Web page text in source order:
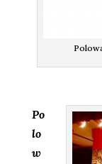
Po
lo
w